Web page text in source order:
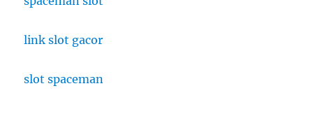
link slot gacor
slot spaceman